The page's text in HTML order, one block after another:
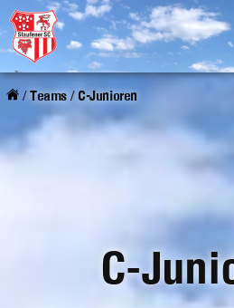
Skip
to
content
/Teams/C-Junioren
C-